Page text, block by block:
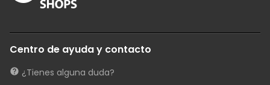
Centro de ayuda y contacto
¿Tienes alguna duda?